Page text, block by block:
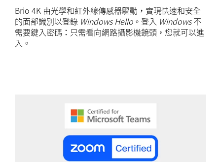
Brio 4K 由光學和紅外線傳感器驅動，實現快速和安全
的面部識別以登錄 Windows Hello 。登入 Windows不
需要鍵入密碼：只需看向網路攝影機鏡頭，您就可以進
入。